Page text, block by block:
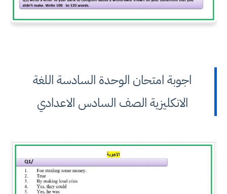
اجوبة امتحان الوحدة السادسة اللغة
الانكليزية الصف السادس الاعدادي